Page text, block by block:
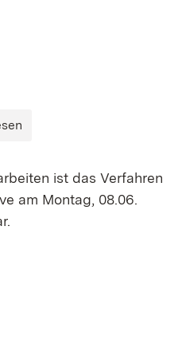
ist das Verfahren
am Montag, 08.06.